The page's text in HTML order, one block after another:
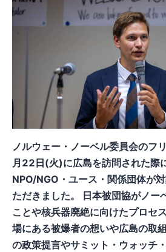
ノルウェー・ノーベル委員会のフ
月22日(火)に広島を訪問された際
NPO/NGO・ユース・関係団体が
ただきました。 日本被団協がノー
ことや核兵器廃絶に向けたプロセ
場にある被爆者の想いや広島の取
の政策提言やサミット・ウォッチ